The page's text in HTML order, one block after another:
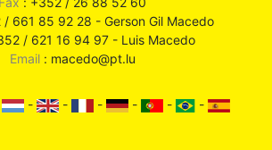
661 85 92 28 - Gerson Gil Macedo
/ 621 16 94 97 - Luis Macedo
Email: macedo@pt.lu
- - - - - -